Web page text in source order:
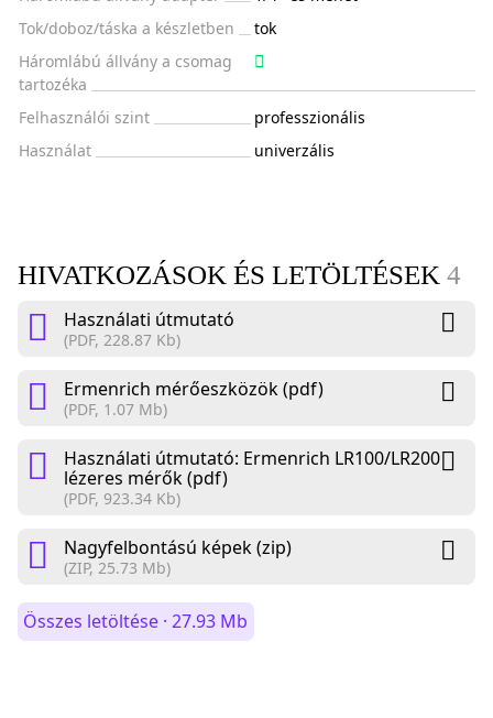
Tok/doboz/táska a készletben
tok
Háromlábú állvány a csomag
tartozéka
Felhasználói szint
professzionális
Használat
univerzális
HIVATKOZÁSOK ÉS LETÖLTÉSEK 4
Használati útmutató
(PDF, 228.87 Kb)
Ermenrich mérőeszközök (pdf)
(PDF, 1.07 Mb)
Használati útmutató: Ermenrich LR100/LR200
lézeres mérők (pdf)
(PDF, 923.34 Kb)
Nagyfelbontású képek (zip)
(ZIP, 25.73 Mb)
Összes letöltése · 27.93 Mb